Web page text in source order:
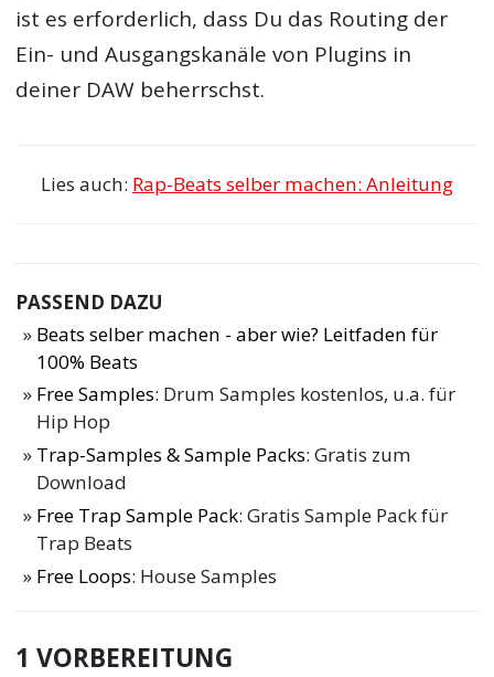
ist es erforderlich, dass Du das Routing der
Ein- und Ausgangskanäle von Plugins in
deiner DAW beherrschst.
Lies auch: Rap-Beats selber machen: Anleitung
PASSEND DAZU
Beats selber machen - aber wie? Leitfaden für
100% Beats
Free Samples: Drum Samples kostenlos, u.a. für
Hip Hop
Trap-Samples & Sample Packs: Gratis zum
Download
Free Trap Sample Pack: Gratis Sample Pack für
Trap Beats
Free Loops: House Samples
1 VORBEREITUNG